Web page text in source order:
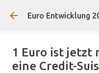
Direkt
Euro Entwicklung
1 Euro ist jetzt
eine Credit-